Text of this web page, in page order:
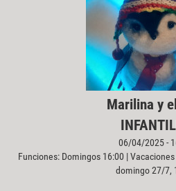
Marilina y
06/04/2025 -
Funciones: Domingos 16:00 |
domingo 27/7,